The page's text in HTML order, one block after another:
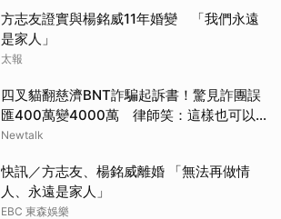
方志友證實與楊銘威11年婚變 「我們永遠
是家人」
太報
四叉貓翻慈濟BNT詐騙起訴書！驚見詐團誤
匯400萬變4000萬 律師笑：這樣也可以
不小心
Newtalk
快訊／方志友、楊銘威離婚 「無法再做情
人、永遠是家人」
EBC 東森娛樂